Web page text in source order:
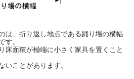
は、折り返し地点である踊り場の横幅
す。
床面積が極端に小さく家具を置くこと
いことがあります。